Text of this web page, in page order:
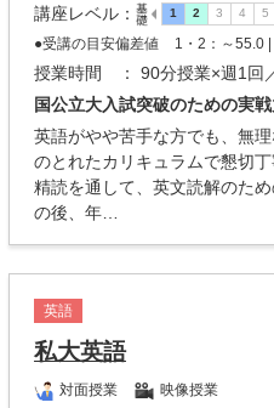
講座レベル ：
●受講の目安偏差値 1・2：～55.0 |
授業時間
： 90分授業×週1回
国公立大入試突破のための実
英語がやや苦手な方でも、無
のとれたカリキュラムで懇切
精読を通して、英文読解のた
の後、年…
英語
私大英語
対面授業 映像授業